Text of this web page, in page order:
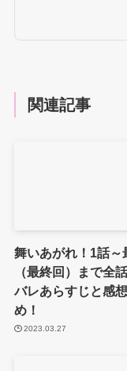
関連記事
舞いあがれ！1話～
（最終回）まで全
バレあらすじと感
め！
2023.03.27